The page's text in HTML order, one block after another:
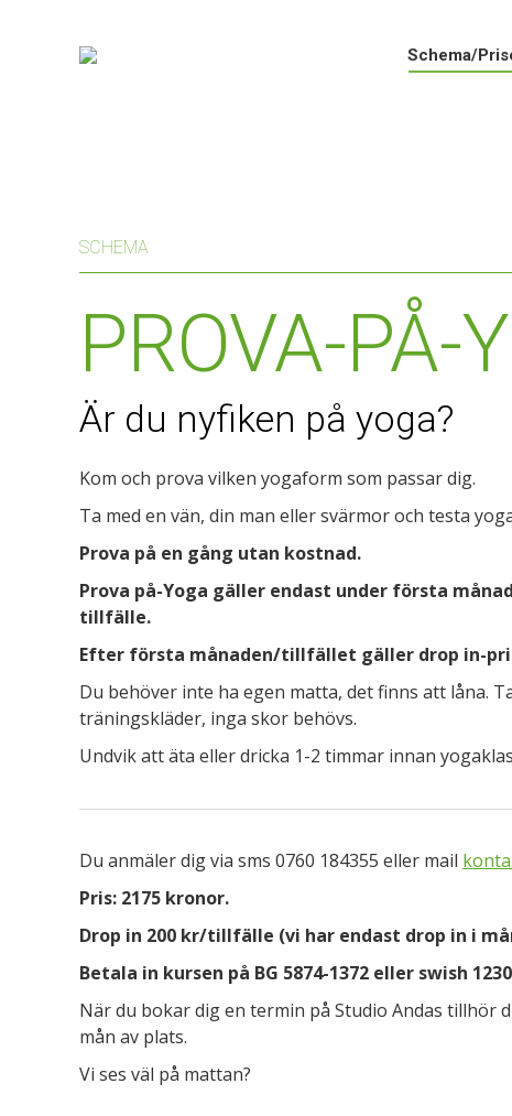
Schema/
SCHEMA
PROVA-PÅ-
Är du nyfiken på yoga?
Kom och prova vilken yogaform som passar dig.
Ta med en vän, din man eller svärmor och testa
Prova på en gång utan kostnad.
Prova på-Yoga gäller endast under första
tillfälle.
Efter första månaden/tillfället gäller drop in-
Du behöver inte ha egen matta, det finns att låna.
träningskläder, inga skor behövs.
Undvik att äta eller dricka 1-2 timmar innan
Du anmäler dig via sms 0760 184355 eller mail
Pris: 2175 kronor.
Drop in 200 kr/tillfälle (vi har endast drop in i
Betala in kursen på BG 5874-1372 eller swish
När du bokar dig en termin på Studio Andas tillhör
mån av plats.
Vi ses väl på mattan?